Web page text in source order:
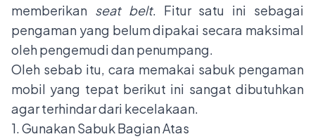
memberikan seat belt. Fitur satu ini sebagai
pengaman yang belum dipakai secara maksimal
oleh pengemudi dan penumpang.
Oleh sebab itu, cara memakai sabuk pengaman
mobil yang tepat berikut ini sangat dibutuhkan
agar terhindar dari kecelakaan.
1. Gunakan Sabuk Bagian Atas